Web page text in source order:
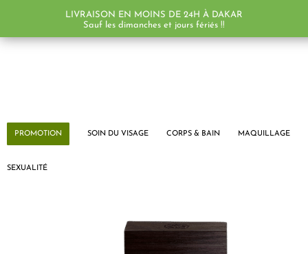
PROMOTION SOIN DU VISAGE CORPS & BAIN MAQUILLAGE
SEXUALITÉ
LIVRAISON EN MOINS DE 24H À DAKAR
Sauf les dimanches et jours fériés !!